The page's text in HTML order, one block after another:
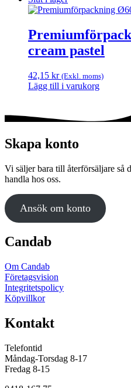
alternativen
väljas
på
produktsidan
cream pastel
42,15 kr (Exkl. moms)
Lägg till i varukorg
Skapa konto
Vi säljer bara till återförsäljare så
handla hos oss.
Ansök om konto
Candab
Om Candab
Företagsvision
Integritetspolicy
Köpvillkor
Kontakt
Telefontid
Måndag-Torsdag 8-17
Fredag 8-15